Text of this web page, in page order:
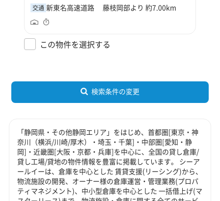
交通 新東名高速道路 藤枝岡部より 約7.00km
この物件を選択する
検索条件の変更
「静岡県・その他静岡エリア」をはじめ、首都圏[東京・神
奈川（横浜/川崎/厚木）・埼玉・千葉]・中部圏[愛知・静
岡]・近畿圏[大阪・京都・兵庫]を中心に、全国の貸し倉庫/
貸し工場/貸地の物件情報を豊富に掲載しています。 シーア
ールイーは、倉庫を中心とした 賃貸支援(リーシング)から、
物流施設の開発、オーナー様の倉庫運営・管理業務(プロパ
ティマネジメント)、中小型倉庫を中心とした 一括借上げ(マ